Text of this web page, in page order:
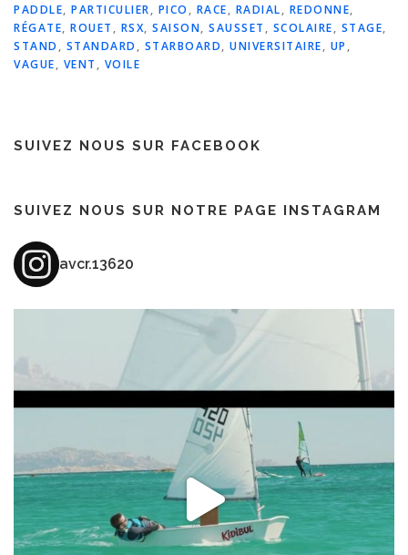
PADDLE, PARTICULIER, PICO , RACE, RADIAL, REDONNE,
RÉGATE, ROUET , RSX, SAISON, SAUSSET , SCOLAIRE, STAGE,
STAND , STANDARD , STARBOARD, UNIVERSITAIRE, UP ,
VAGUE, VENT , VOILE
SUIVEZ NOUS SUR FACEBOOK
SUIVEZ NOUS SUR NOTRE PAGE INSTAGRAM
avcr.13620